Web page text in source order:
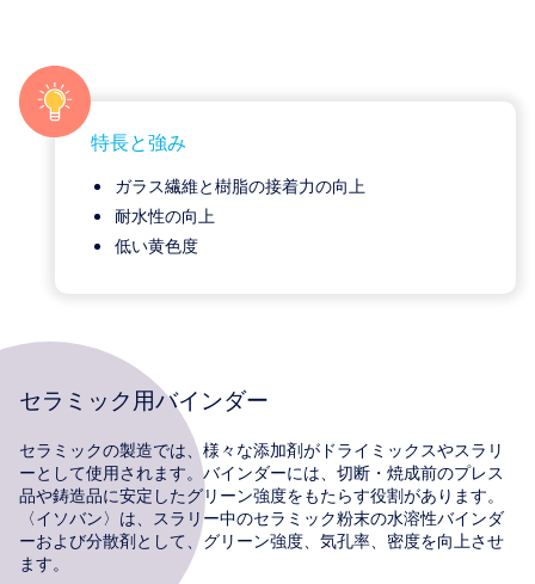
特長と強み
ガラス繊維と樹脂の接着力の向上
耐水性の向上
低い黄色度
セラミック用バインダー
セラミックの製造では、様々な添加剤がドライミックスやスラリ
ーとして使用されます。バインダーには、切断・焼成前のプレス
品や鋳造品に安定したグリーン強度をもたらす役割があります。
〈イソバン〉は、スラリー中のセラミック粉末の水溶性バインダ
ーおよび分散剤として、グリーン強度、気孔率、密度を向上させ
ます。